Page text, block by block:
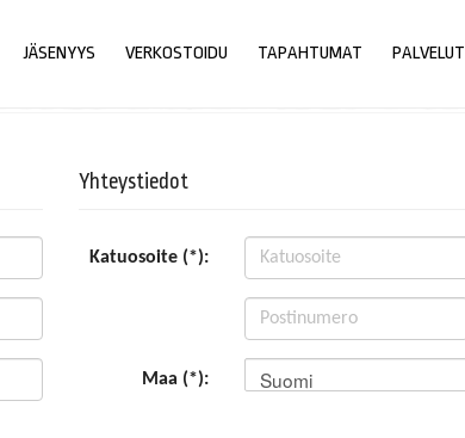
JÄSENYYS VERKOSTOIDU TAPAHTUMAT PALVELUT
Yhteystiedot
Katuosoite (*):
Maa (*): Suomi